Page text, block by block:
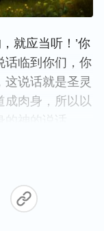
就应当听！’你
话临到你们，你
说话就是圣灵
成肉身，所以以
应从天上发出
法时代耶和华
这个时代呢？